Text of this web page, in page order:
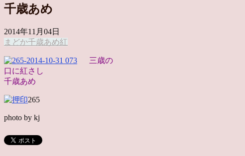
千歳あめ
2014年11月04日
まどか千歳あめ紅
三歳の
口に紅さし
千歳あめ
265
photo by kj